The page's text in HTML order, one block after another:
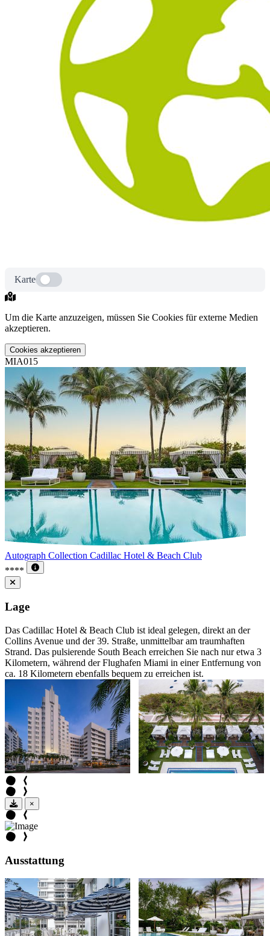
Karte
Um die Karte anzuzeigen, müssen Sie Cookies für externe Medien
akzeptieren.
Cookies akzeptieren
MIA015
Autograph Collection Cadillac Hotel & Beach Club
****
Lage
Das Cadillac Hotel & Beach Club ist ideal gelegen, direkt an der
Collins Avenue und der 39. Straße, unmittelbar am traumhaften
Strand. Das pulsierende South Beach erreichen Sie nach nur etwa 3
Kilometern, während der Flughafen Miami in einer Entfernung von
ca. 18 Kilometern ebenfalls bequem zu erreichen ist.
×
Ausstattung